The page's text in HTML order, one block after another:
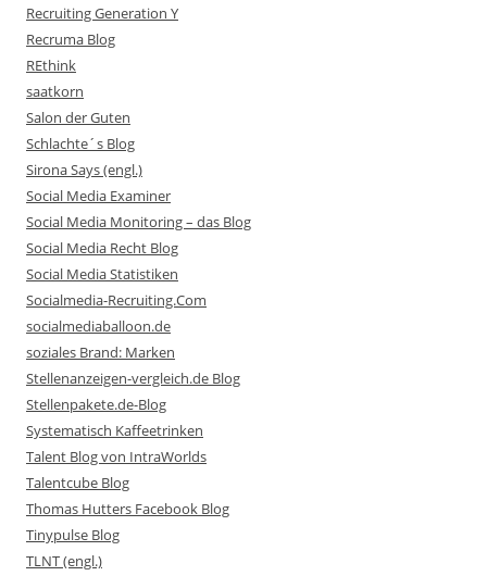
Recruiting Generation Y
Recruma Blog
REthink
saatkorn
Salon der Guten
Schlachte´s Blog
Sirona Says (engl.)
Social Media Examiner
Social Media Monitoring – das Blog
Social Media Recht Blog
Social Media Statistiken
Socialmedia-Recruiting.Com
socialmediaballoon.de
soziales Brand: Marken
Stellenanzeigen-vergleich.de Blog
Stellenpakete.de-Blog
Systematisch Kaffeetrinken
Talent Blog von IntraWorlds
Talentcube Blog
Thomas Hutters Facebook Blog
Tinypulse Blog
TLNT (engl.)